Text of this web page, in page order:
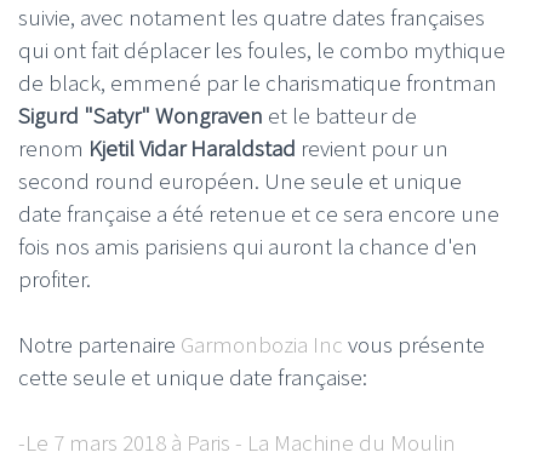
suivie, avec notament les quatre dates françaises
qui ont fait déplacer les foules, le combo mythique
de black, emmené par le charismatique frontman
Sigurd "Satyr" Wongraven et le batteur de
renom Kjetil Vidar Haraldstad revient pour un
second round européen. Une seule et unique
date française a été retenue et ce sera encore une
fois nos amis parisiens qui auront la chance d'en
profiter.
Notre partenaire Garmonbozia Inc vous présente
cette seule et unique date française:
-Le 7 mars 2018 à Paris - La Machine du Moulin